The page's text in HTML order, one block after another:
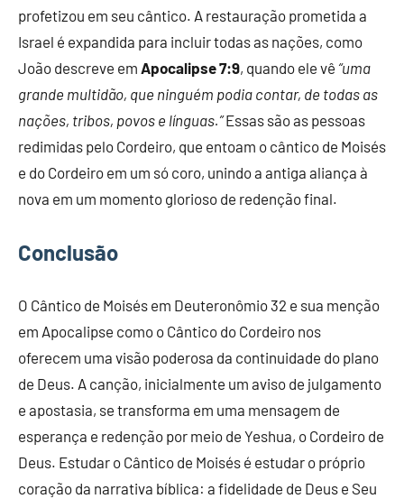
profetizou em seu cântico. A restauração prometida a
Israel é expandida para incluir todas as nações, como
João descreve em Apocalipse 7:9, quando ele vê “uma
grande multidão, que ninguém podia contar, de todas as
nações, tribos, povos e línguas.”Essas são as pessoas
redimidas pelo Cordeiro, que entoam o cântico de Moisés
e do Cordeiro em um só coro, unindo a antiga aliança à
nova em um momento glorioso de redenção final.
Conclusão
O Cântico de Moisés em Deuteronômio 32 e sua menção
em Apocalipse como o Cântico do Cordeiro nos
oferecem uma visão poderosa da continuidade do plano
de Deus. A canção, inicialmente um aviso de julgamento
e apostasia, se transforma em uma mensagem de
esperança e redenção por meio de Yeshua, o Cordeiro de
Deus. Estudar o Cântico de Moisés é estudar o próprio
coração da narrativa bíblica: a fidelidade de Deus e Seu